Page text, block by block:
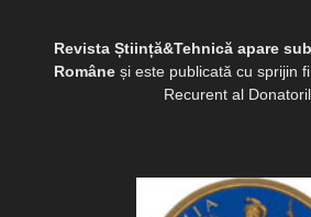
Revista Știință&Tehnică apare
Româneși este publicată cu sprijin
Recurent al